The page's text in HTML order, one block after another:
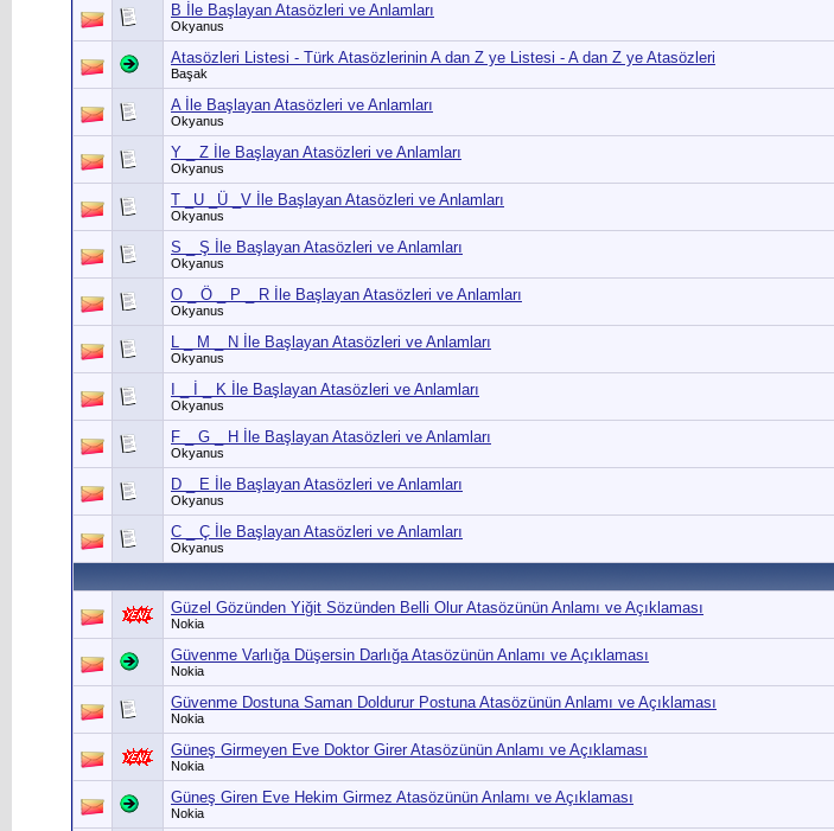
B İle Başlayan Atasözleri ve Anlamları
Okyanus
Atasözleri Listesi - Türk Atasözlerinin A dan Z ye Listesi - A dan Z ye Atasözleri
Başak
A İle Başlayan Atasözleri ve Anlamları
Okyanus
Y _ Z İle Başlayan Atasözleri ve Anlamları
Okyanus
T _U _Ü _V İle Başlayan Atasözleri ve Anlamları
Okyanus
S _ Ş İle Başlayan Atasözleri ve Anlamları
Okyanus
O _ Ö _ P _ R İle Başlayan Atasözleri ve Anlamları
Okyanus
L _ M _ N İle Başlayan Atasözleri ve Anlamları
Okyanus
I _ İ _ K İle Başlayan Atasözleri ve Anlamları
Okyanus
F _ G _ H İle Başlayan Atasözleri ve Anlamları
Okyanus
D _ E İle Başlayan Atasözleri ve Anlamları
Okyanus
C _ Ç İle Başlayan Atasözleri ve Anlamları
Okyanus
Güzel Gözünden Yiğit Sözünden Belli Olur Atasözünün Anlamı ve Açıklaması
Nokia
Güvenme Varlığa Düşersin Darlığa Atasözünün Anlamı ve Açıklaması
Nokia
Güvenme Dostuna Saman Doldurur Postuna Atasözünün Anlamı ve Açıklaması
Nokia
Güneş Girmeyen Eve Doktor Girer Atasözünün Anlamı ve Açıklaması
Nokia
Güneş Giren Eve Hekim Girmez Atasözünün Anlamı ve Açıklaması
Nokia